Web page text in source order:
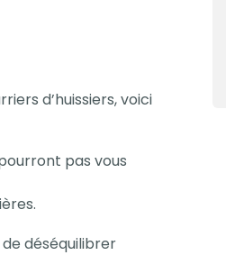
d’huissiers, voici
pas vous
déséquilibrer